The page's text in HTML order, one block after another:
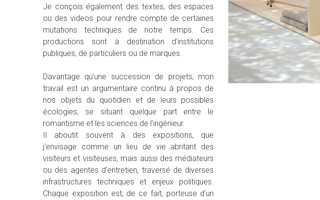
Je conçois également des textes, des espaces
ou des videos pour rendre compte de certaines
mutations techniques de notre temps. Ces
productions sont à destination d’institutions
publiques, de particuliers ou de marques.
Davantage qu’une succession de projets, mon
travail est un argumentaire continu à propos de
nos objets du quotidien et de leurs possibles
écologies, se situant quelque part entre le
romantisme et les sciences de l’ingénieur.
Il aboutit souvent à des expositions, que
j’envisage comme un lieu de vie abritant des
visiteurs et visiteuses, mais aussi des médiateurs
ou des agentes d’entretien, traversé de diverses
infrastructures techniques et enjeux politiques.
Chaque exposition est, de ce fait, porteuse d’un